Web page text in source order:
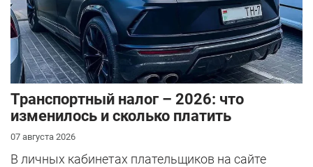
Транспортный налог – 2026: что
изменилось и сколько платить
07 августа 2026
В личных кабинетах плательщиков на сайте